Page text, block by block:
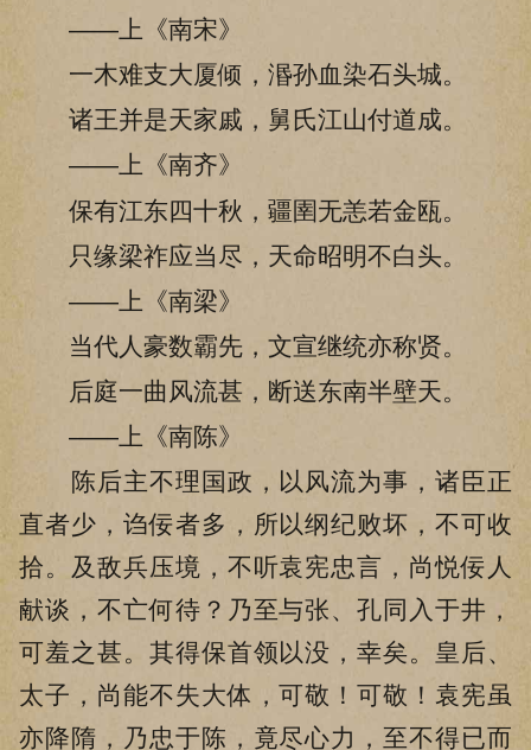
——上《南宋》
一木难支大厦倾，湣孙血染石头城。
诸王并是天家戚，舅氏江山付道成。
——上《南齐》
保有江东四十秋，疆圉无恙若金瓯。
只缘梁祚应当尽，天命昭明不白头。
——上《南梁》
当代人豪数霸先，文宣继统亦称贤。
后庭一曲风流甚，断送东南半壁天。
——上《南陈》
陈后主不理国政，以风流为事，诸臣正
直者少，诌佞者多，所以纲纪败坏，不可收
拾。及敌兵压境，不听袁宪忠言，尚悦佞人
献谈，不亡何待？乃至与张、孔同入于井，
可羞之甚。其得保首领以没，幸矣。皇后、
太子，尚能不失大体，可敬！可敬！袁宪虽
亦降隋，乃忠于陈，竟尽心力，至不得已而